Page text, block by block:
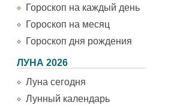
Гороскоп на каждый день
Гороскоп на месяц
Гороскоп дня рождения
ЛУНА 2026
Луна сегодня
Лунный календарь